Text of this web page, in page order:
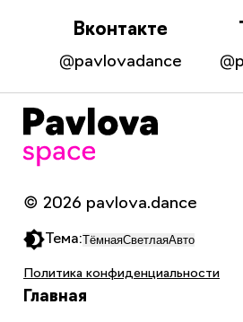
Вконтакте
@pavlovadance
© 2026 pavlova.dance
Тема:ТёмнаяСветлаяАвто
Политика конфиденциальности
Главная